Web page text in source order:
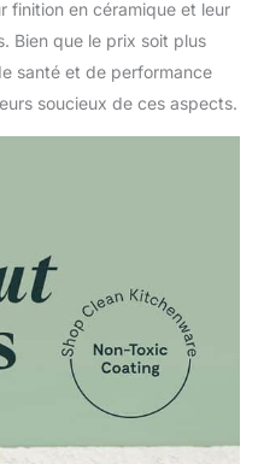
finition en céramique et leur
Bien que le prix soit plus
santé et de performance
soucieux de ces aspects.